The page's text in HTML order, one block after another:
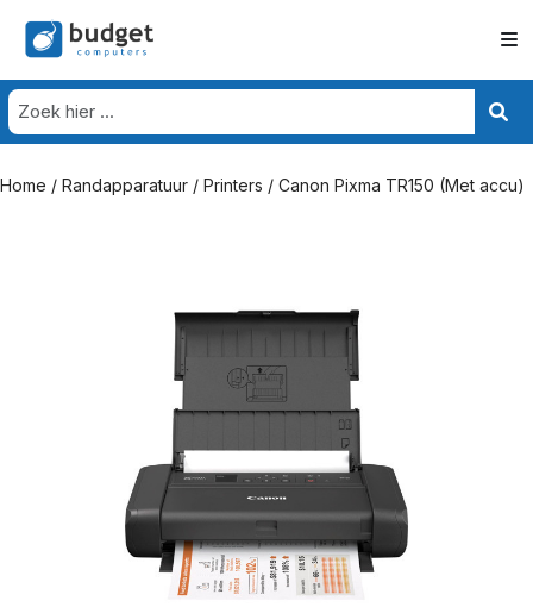
Home / Randapparatuur / Printers / Canon Pixma TR150 (Met accu)